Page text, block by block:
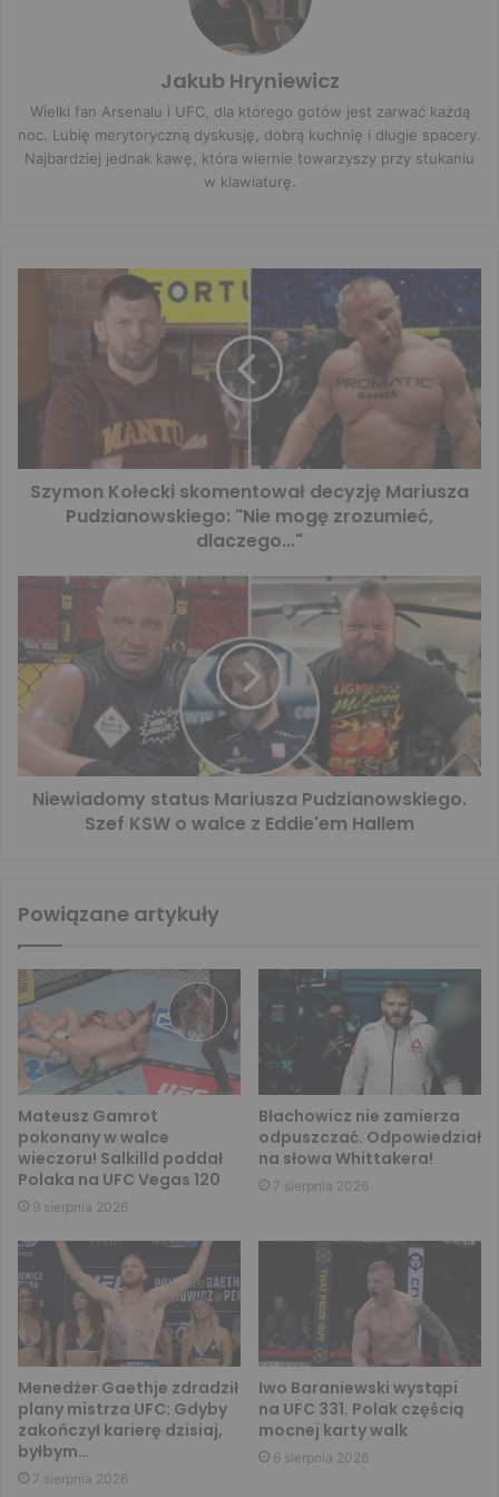
Jakub Hryniewicz
Wielki fan Arsenalu i UFC, dla którego gotów jest zarwać każdą
noc. Lubię merytoryczną dyskusję, dobrą kuchnię i długie spacery.
Najbardziej jednak kawę, która wiernie towarzyszy przy stukaniu
w klawiaturę.
Szymon Kołecki skomentował decyzję Mariusza
Pudzianowskiego: "Nie mogę zrozumieć,
dlaczego..."
Niewiadomy status Mariusza Pudzianowskiego.
Szef KSW o walce z Eddie'em Hallem
Powiązane artykuły
Mateusz Gamrot
pokonany w walce
wieczoru! Salkilld poddał
Polaka na UFC Vegas 120
9 sierpnia 2026
Błachowicz nie zamierza
odpuszczać. Odpowiedział
na słowa Whittakera!
7 sierpnia 2026
Menedżer Gaethje zdradził
plany mistrza UFC: Gdyby
zakończył karierę dzisiaj,
byłbym…
7 sierpnia 2026
Iwo Baraniewski wystąpi
na UFC 331. Polak częścią
mocnej karty walk
6 sierpnia 2026